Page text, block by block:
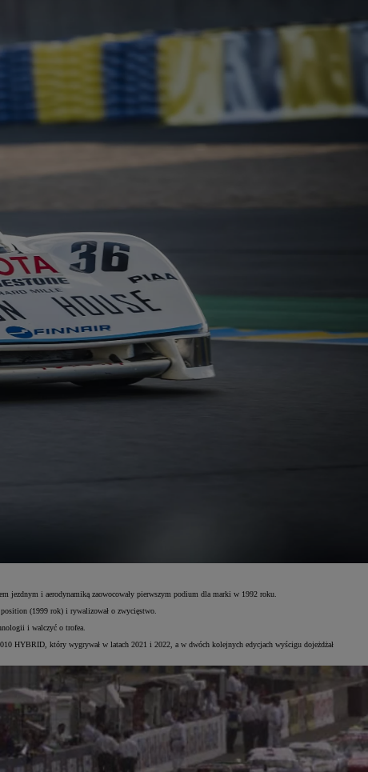
jezdnym i aerodynamiką zaowocowały pierwszym podium dla marki w 1992 roku.
(1999 rok) i rywalizował o zwycięstwo.
i walczyć o trofea.
HYBRID, który wygrywał w latach 2021 i 2022, a w dwóch kolejnych edycjach wyścigu dojeżdżał